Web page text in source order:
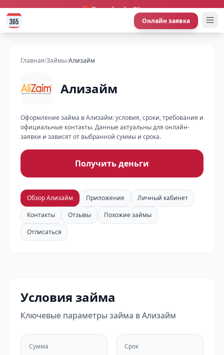
🎁 Первый займ 0%
Онлайн заявка
Главная/Займы/Ализайм
Ализайм
Оформление займа в Ализайм: условия, сроки, требования и
официальные контакты. Данные актуальны для онлайн-
заявки и зависят от выбранной суммы и срока.
Получить деньги
Обзор Ализайм Приложение
Личный кабинет
Контакты
Отзывы
Похожие займы
Отписаться
Условия займа
Ключевые параметры займа в Ализайм
Сумма Срок